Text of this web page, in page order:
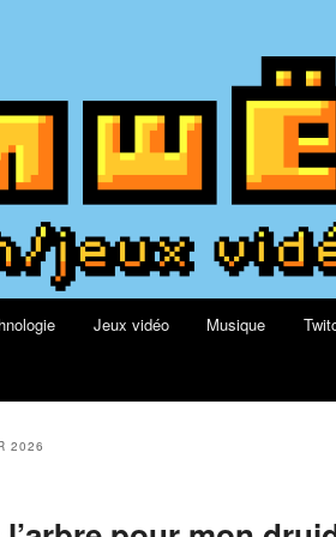
geek, tech et
Jeux vidéo Musique
2026